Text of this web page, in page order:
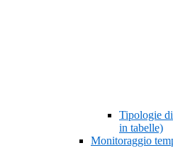
Tipologie
in tabelle)
Monitoraggio